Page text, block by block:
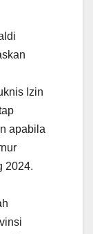
Izin
apabila
2024.